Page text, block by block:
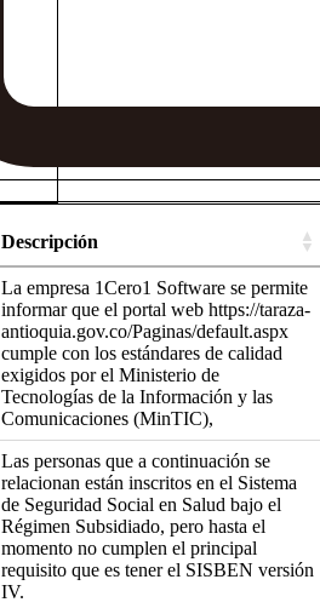
Descripción
La empresa 1Cero1 Software se permite
informar que el portal web https://taraza-
antioquia.gov.co/Paginas/default.aspx
cumple con los estándares de calidad
exigidos por el Ministerio de
Tecnologías de la Información y las
Comunicaciones (MinTIC),
Las personas que a continuación se
relacionan están inscritos en el Sistema
de Seguridad Social en Salud bajo el
Régimen Subsidiado, pero hasta el
momento no cumplen el principal
requisito que es tener el SISBEN versión
IV.